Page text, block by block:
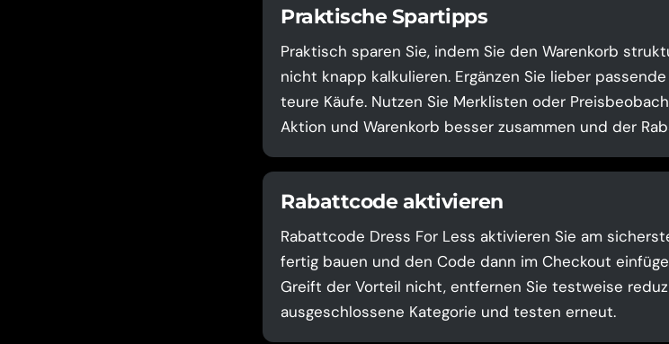
Praktische Spartipps
Praktisch sparen Sie, indem Sie den Warenkorb
nicht knapp kalkulieren. Ergänzen Sie lieber
teure Käufe. Nutzen Sie Merklisten oder
Aktion und Warenkorb besser zusammen und der
Rabattcode aktivieren
Rabattcode Dress For Less aktivieren Sie am
fertig bauen und den Code dann im Checkout
Greift der Vorteil nicht, entfernen Sie testweise
ausgeschlossene Kategorie und testen erneut.